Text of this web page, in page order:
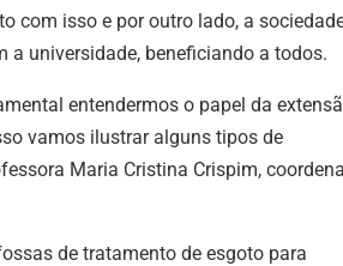
com isso e por outro lado, a
universidade, beneficiando a todos.
entendermos o papel da
vamos ilustrar alguns tipos de
Maria Cristina Crispim,
de tratamento de esgoto para